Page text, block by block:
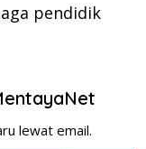
pendidik
lewat email.